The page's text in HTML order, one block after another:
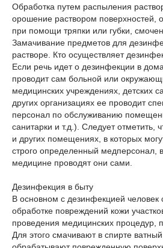
Обработка путем распыления
орошение раствором поверхностей,
при помощи тряпки или губки,
Замачивание предметов для
растворе. Кто осуществляет
Если речь идет о дезинфекции в
проводит сам больной или
медицинских учреждениях, детских
других организациях ее проводит
персонал по обслуживанию
санитарки и т.д.). Следует отметить,
и других помещениях, в которых
строго определенный медперсонал,
медицине проводят они сами.
Дезинфекция в быту
В основном с дезинфекцией человек
обработке повреждений кожи
проведения медицинских процедур,
Для этого смачивают в спирте